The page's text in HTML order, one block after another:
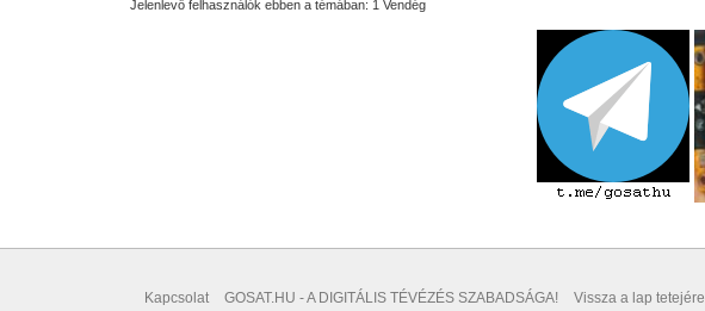
Jelenlevő felhasználók ebben a témában: 1 Vendég
Kapcsolat GOSAT.HU - A DIGITÁLIS TÉVÉZÉS SZABADSÁGA! Vissza a lap tetejére